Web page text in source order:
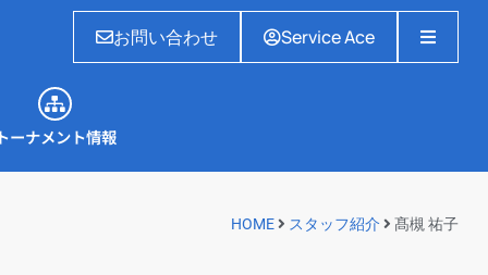
Service Ace
お問い合わせ
ーナメント情報
ーナメント情報
HOME スタッフ紹介 髙槻 祐子